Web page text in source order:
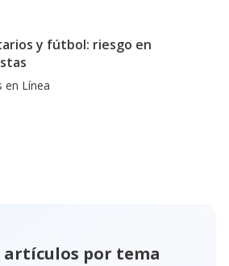
y fútbol: riesgo en
en Línea
artículos por tema